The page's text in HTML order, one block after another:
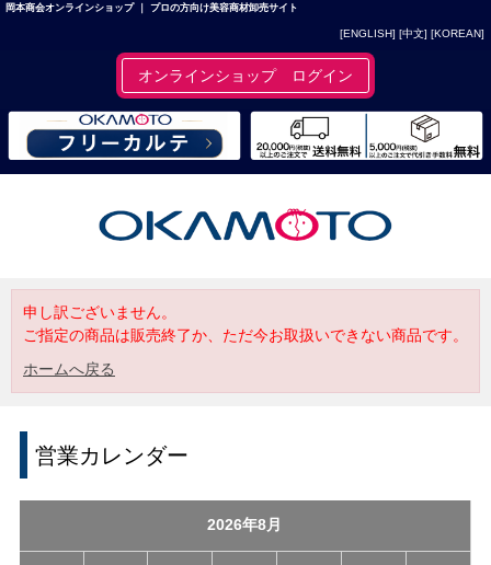
岡本商会オンラインショップ ｜ プロの方向け美容商材卸売サイト
[ENGLISH] [中文] [KOREAN]
オンラインショップ ログイン
申し訳ございません。
ご指定の商品は販売終了か、ただ今お取扱いできない商品です。
ホームへ戻る
営業カレンダー
2026年8月